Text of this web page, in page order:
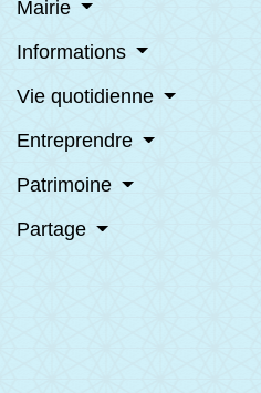
Mairie
Informations
Vie quotidienne
Entreprendre
Patrimoine
Partage